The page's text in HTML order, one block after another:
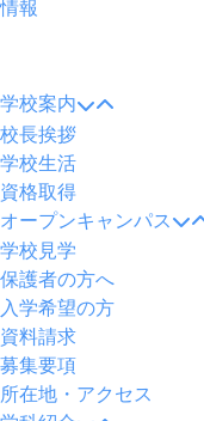
情報
ニ
ュ
ー
学校案内
校長挨拶
学校生活
資格取得
オープンキャンパス
学校見学
保護者の方へ
入学希望の方
資料請求
募集要項
所在地・アクセス